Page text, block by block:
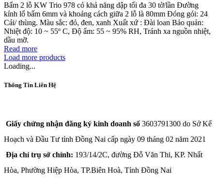
Bấm 2 lỗ KW Trio 978 có khả năng dập tối đa 30 tờ/lần Đường
kính lổ bấm 6mm và khoảng cách giữa 2 lỗ là 80mm Đóng gói: 24
Cái/ thùng. Màu sắc: đỏ, đen, xanh Xuất xứ : Đài loan Bảo quản:
Nhiệt độ: 10 ~ 55º C, Độ ẩm: 55 ~ 95% RH, Tránh xa nguồn nhiệt,
dầu mỡ.
Read more
Load more products
Loading...
Thông Tin Liên Hệ
Giấy chứng nhận đăng ký kinh doanh số 3603791300 do Sở Kế
Hoạch và Đầu Tư tỉnh Đồng Nai cấp ngày 09 tháng 02 năm 2021
Địa chỉ trụ sở chính: 193/14/2C, đường Đỗ Văn Thi, KP. Nhất
Hòa, Phường Hiệp Hòa, TP.Biên Hoà, Tỉnh Đồng Nai